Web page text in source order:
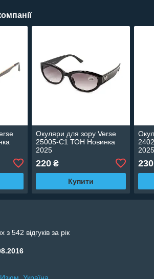
Окуляри для зору Verse
25005-C1 ТОН Новинка
2025
220₴
Купити
230
542 відгуків за рік